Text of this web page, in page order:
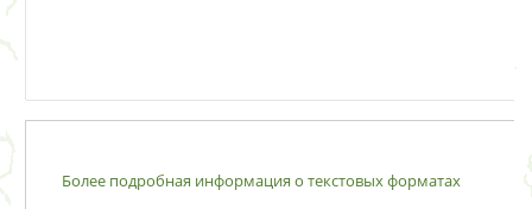
Более подробная информация о текстовых форматах